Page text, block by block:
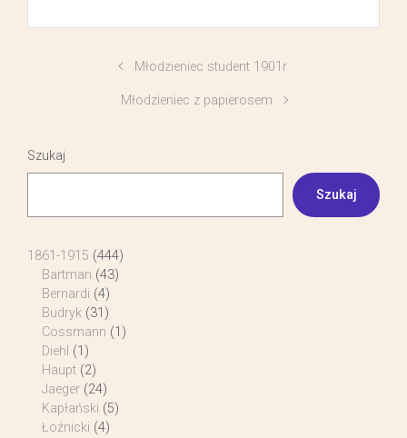
Młodzieniec student 1901r
Młodzieniec z papierosem
Szukaj
Szukaj
1861-1915 (444)
Bartman (43)
Bernardi (4)
Budryk (31)
Cossmann (1)
Diehl (1)
Haupt (2)
Jaeger (24)
Kapłański (5)
Łoźnicki (4)